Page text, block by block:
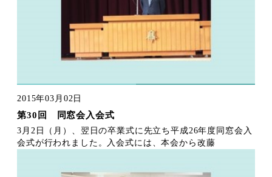
2015年03月02日
第30回 同窓会入会式
3月2日（月）、翌日の卒業式に先立ち平成26年度同窓会入
会式が行われました。入会式には、本会から改藤